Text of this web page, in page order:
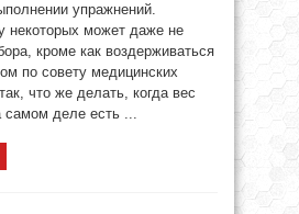
упражнений.
некоторых может даже не
кроме как воздерживаться
по совету медицинских
что же делать, когда вес
деле есть ...